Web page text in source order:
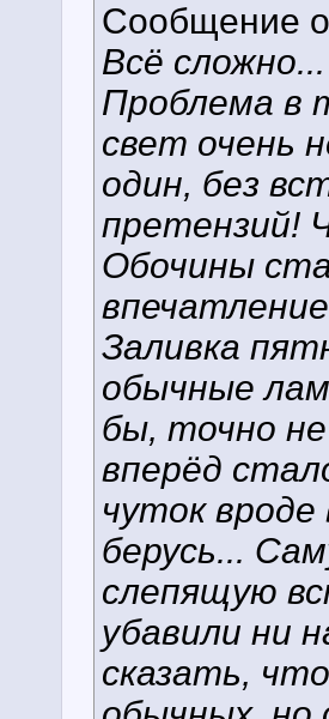
Сообщение
Всё
Проблема в
свет очень
один, без
претензий!
Обочины
Заливка
обычные
бы, точно
вперёд
чуток
берусь...
слепящую
убавили ни
сказать,